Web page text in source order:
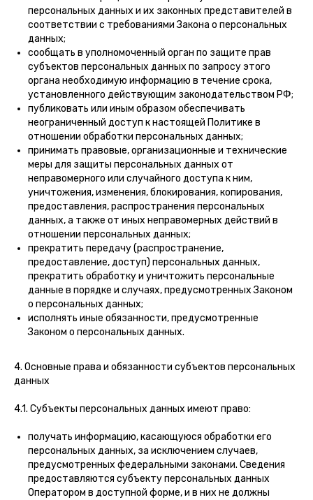
персональных данных и их законных представителей в
соответствии с требованиями Закона о персональных
данных;
сообщать в уполномоченный орган по защите прав
субъектов персональных данных по запросу этого
органа необходимую информацию в течение срока,
установленного действующим законодательством РФ;
публиковать или иным образом обеспечивать
неограниченный доступ к настоящей Политике в
отношении обработки персональных данных;
принимать правовые, организационные и технические
меры для защиты персональных данных от
неправомерного или случайного доступа к ним,
уничтожения, изменения, блокирования, копирования,
предоставления, распространения персональных
данных, а также от иных неправомерных действий в
отношении персональных данных;
прекратить передачу (распространение,
предоставление, доступ) персональных данных,
прекратить обработку и уничтожить персональные
данные в порядке и случаях, предусмотренных Законом
о персональных данных;
исполнять иные обязанности, предусмотренные
Законом о персональных данных.
4. Основные права и обязанности субъектов персональных
данных
4.1. Субъекты персональных данных имеют право:
получать информацию, касающуюся обработки его
персональных данных, за исключением случаев,
предусмотренных федеральными законами. Сведения
предоставляются субъекту персональных данных
Оператором в доступной форме, и в них не должны